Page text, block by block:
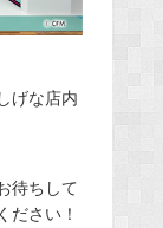
げな店内
待ちして
ださい！